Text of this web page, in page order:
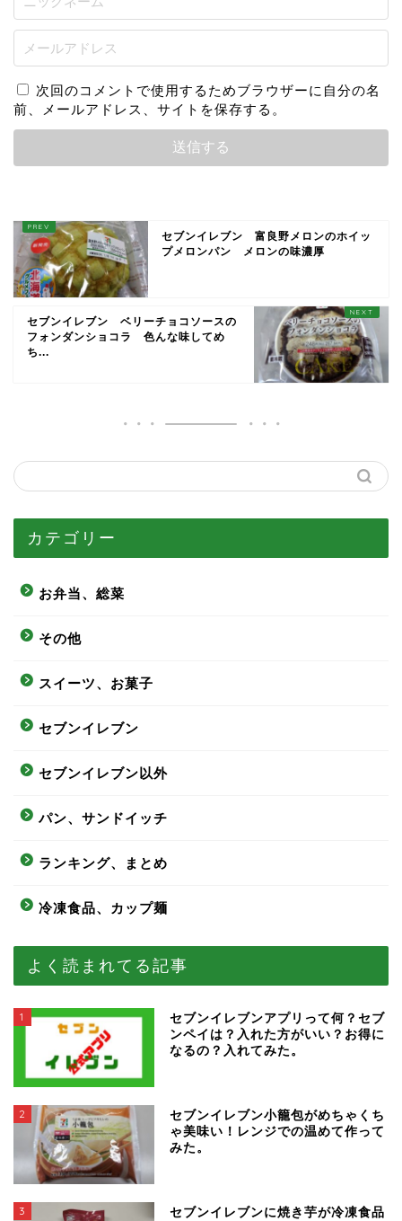
次回のコメントで使用するためブラウザーに自分の名
前、メールアドレス、サイトを保存する。
セブンイレブン 富良野メロンのホイッ
プメロンパン メロンの味濃厚
セブンイレブン ベリーチョコソースの
フォンダンショコラ 色んな味してめ
ち...
カテゴリー
お弁当、総菜
その他
スイーツ、お菓子
セブンイレブン
セブンイレブン以外
パン、サンドイッチ
ランキング、まとめ
冷凍食品、カップ麺
よく読まれてる記事
1
セブンイレブンアプリって何？セブ
ンペイは？入れた方がいい？お得に
なるの？入れてみた。
2
セブンイレブン小籠包がめちゃくち
ゃ美味い！レンジでの温めて作って
みた。
3
セブンイレブンに焼き芋が冷凍食品